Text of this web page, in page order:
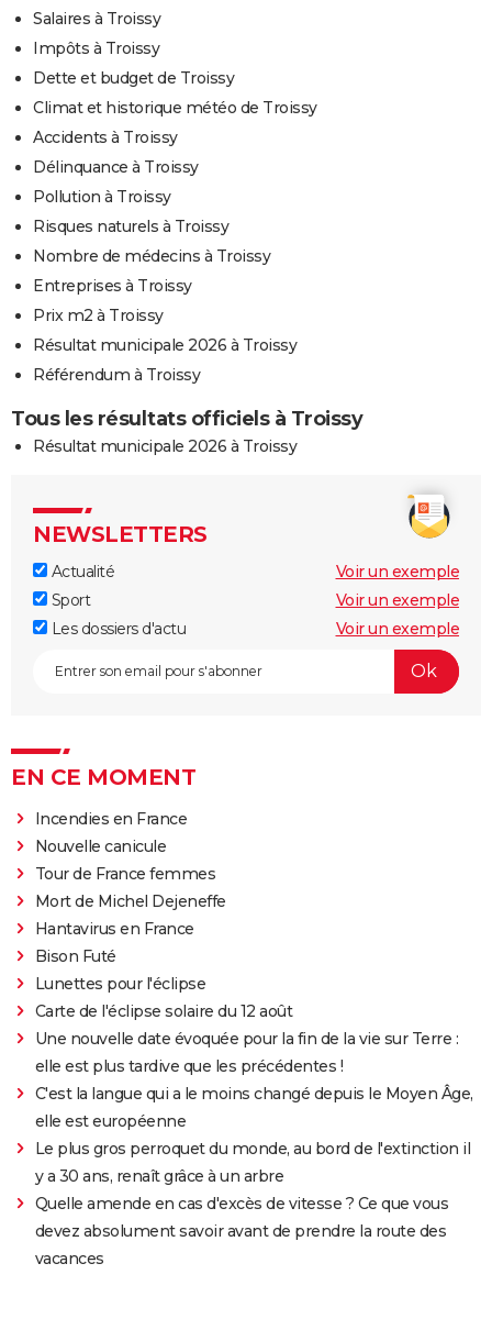
Salaires à Troissy
Impôts à Troissy
Dette et budget de Troissy
Climat et historique météo de Troissy
Accidents à Troissy
Délinquance à Troissy
Pollution à Troissy
Risques naturels à Troissy
Nombre de médecins à Troissy
Entreprises à Troissy
Prix m2 à Troissy
Résultat municipale 2026 à Troissy
Référendum à Troissy
Tous les résultats officiels à Troissy
Résultat municipale 2026 à Troissy
NEWSLETTERS
Actualité
Voir un exemple
Sport
Voir un exemple
Les dossiers d'actu
Voir un exemple
EN CE MOMENT
Incendies en France
Nouvelle canicule
Tour de France femmes
Mort de Michel Dejeneffe
Hantavirus en France
Bison Futé
Lunettes pour l'éclipse
Carte de l'éclipse solaire du 12 août
Une nouvelle date évoquée pour la fin de la vie sur Terre :
elle est plus tardive que les précédentes !
C'est la langue qui a le moins changé depuis le Moyen Âge,
elle est européenne
Le plus gros perroquet du monde, au bord de l'extinction il
y a 30 ans, renaît grâce à un arbre
Quelle amende en cas d'excès de vitesse ? Ce que vous
devez absolument savoir avant de prendre la route des
vacances